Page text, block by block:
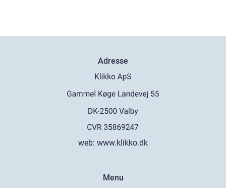
Adresse
web: www.klikko.dk
Menu